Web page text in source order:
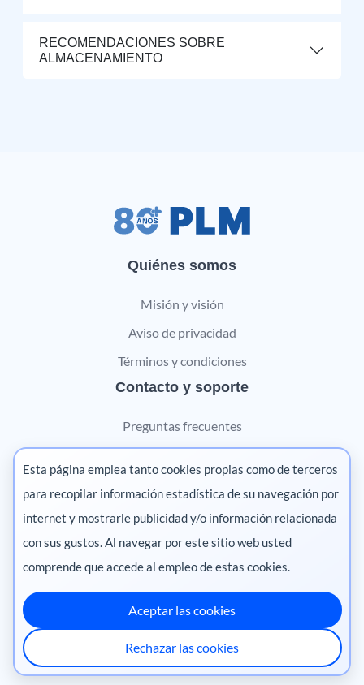
RECOMENDACIONES SOBRE
ALMACENAMIENTO
Quiénes somos
Misión y visión
Aviso de privacidad
Términos y condiciones
Contacto y soporte
Preguntas frecuentes
Contáctanos
Marketing digital
Pharma
México
·
Ecuador·Perú·
Centroamérica
Chile
Esta página emplea tanto cookies propias como de terceros
para recopilar información estadística de su navegación por
internet y mostrarle publicidad y/o información relacionada
con sus gustos. Al navegar por este sitio web usted
comprende que accede al empleo de estas cookies.
Aceptar las cookies
Rechazar las cookies